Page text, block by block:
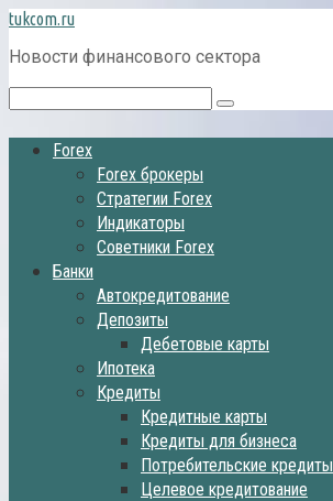
Перейти
к
контенту
tukcom.ru
Новости финансового сектора
Поиск:
Forex
Forex брокеры
Стратегии Forex
Индикаторы
Советники Forex
Банки
Автокредитование
Депозиты
Дебетовые карты
Ипотека
Кредиты
Кредитные карты
Кредиты для бизнеса
Потребительские кредиты
Целевое кредитование